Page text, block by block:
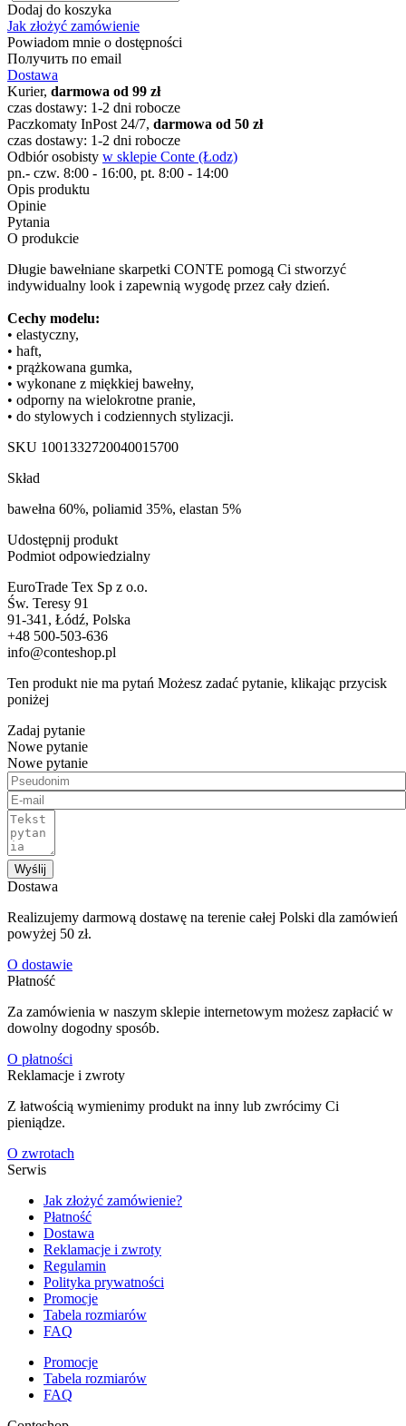
Dodaj do koszyka
Jak złożyć zamówienie
Powiadom mnie o dostępności
Получить по email
Dostawa
Kurier, darmowa od 99 zł
czas dostawy: 1-2 dni robocze
Paczkomaty InPost 24/7, darmowa od 50 zł
czas dostawy: 1-2 dni robocze
Odbiór osobisty w sklepie Conte (Łodz)
pn.- czw. 8:00 - 16:00, pt. 8:00 - 14:00
Opis produktu
Opinie
Pytania
O produkcie
Długie bawełniane skarpetki CONTE pomogą Ci stworzyć
indywidualny look i zapewnią wygodę przez cały dzień.
Cechy modelu:
• elastyczny,
• haft,
• prążkowana gumka,
• wykonane z miękkiej bawełny,
• odporny na wielokrotne pranie,
• do stylowych i codziennych stylizacji.
SKU 1001332720040015700
Skład
bawełna 60%, poliamid 35%, elastan 5%
Udostępnij produkt
Podmiot odpowiedzialny
EuroTrade Tex Sp z o.o.
Św. Teresy 91
91-341, Łódź, Polska
+48 500-503-636
info@conteshop.pl
Ten produkt nie ma pytań Możesz zadać pytanie, klikając przycisk
poniżej
Zadaj pytanie
Nowe pytanie
Nowe pytanie
Wyślij
Dostawa
Realizujemy darmową dostawę na terenie całej Polski dla zamówień
powyżej 50 zł.
O dostawie
Płatność
Za zamówienia w naszym sklepie internetowym możesz zapłacić w
dowolny dogodny sposób.
O płatności
Reklamacje i zwroty
Z łatwością wymienimy produkt na inny lub zwrócimy Ci
pieniądze.
O zwrotach
Serwis
Jak złożyć zamówienie?
Płatność
Dostawa
Reklamacje i zwroty
Regulamin
Polityka prywatności
Promocje
Tabela rozmiarów
FAQ
Promocje
Tabela rozmiarów
FAQ